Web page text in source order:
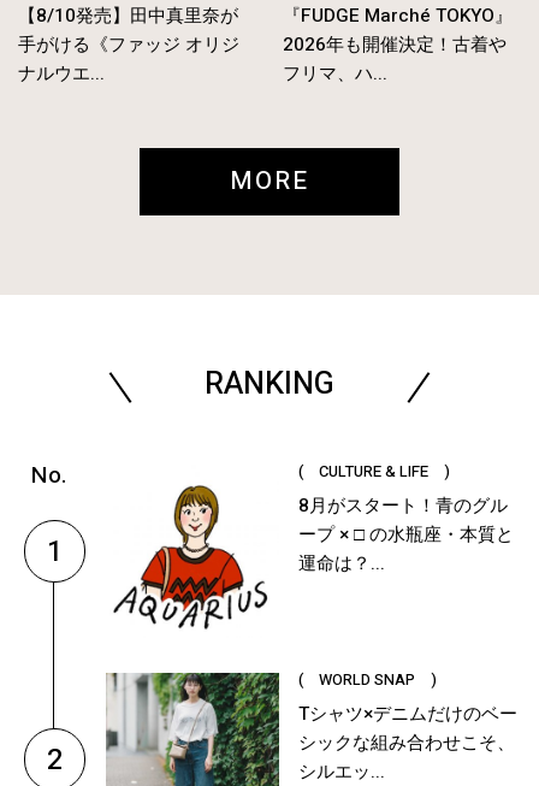
【8/10発売】田中真里奈が
手がける《ファッジ オリジ
ナルウエ...
『FUDGE Marché TOKYO』
2026年も開催決定！古着や
フリマ、ハ...
MORE
RANKING
1
( CULTURE & LIFE )
8月がスタート！青のグル
ープ × □ の水瓶座・本質と
運命は？...
2
( WORLD SNAP )
Tシャツ×デニムだけのベー
シックな組み合わせこそ、
シルエッ...